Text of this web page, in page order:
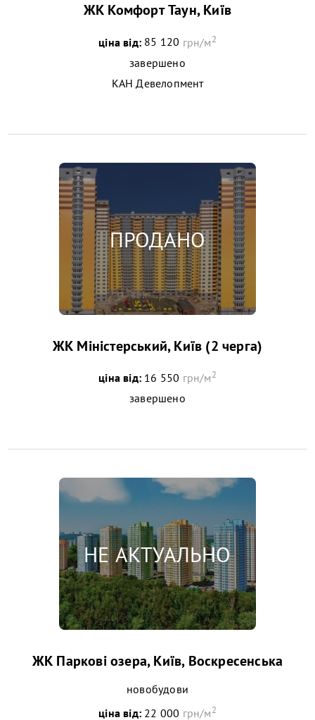
ЖК Комфорт Таун, Київ
ціна від: 85 120 грн/м2
завершено
КАН Девелопмент
ЖК Міністерський, Київ (2 черга)
ціна від: 16 550 грн/м2
завершено
ЖК Паркові озера, Київ, Воскресенська
новобудови
ціна від: 22 000 грн/м2